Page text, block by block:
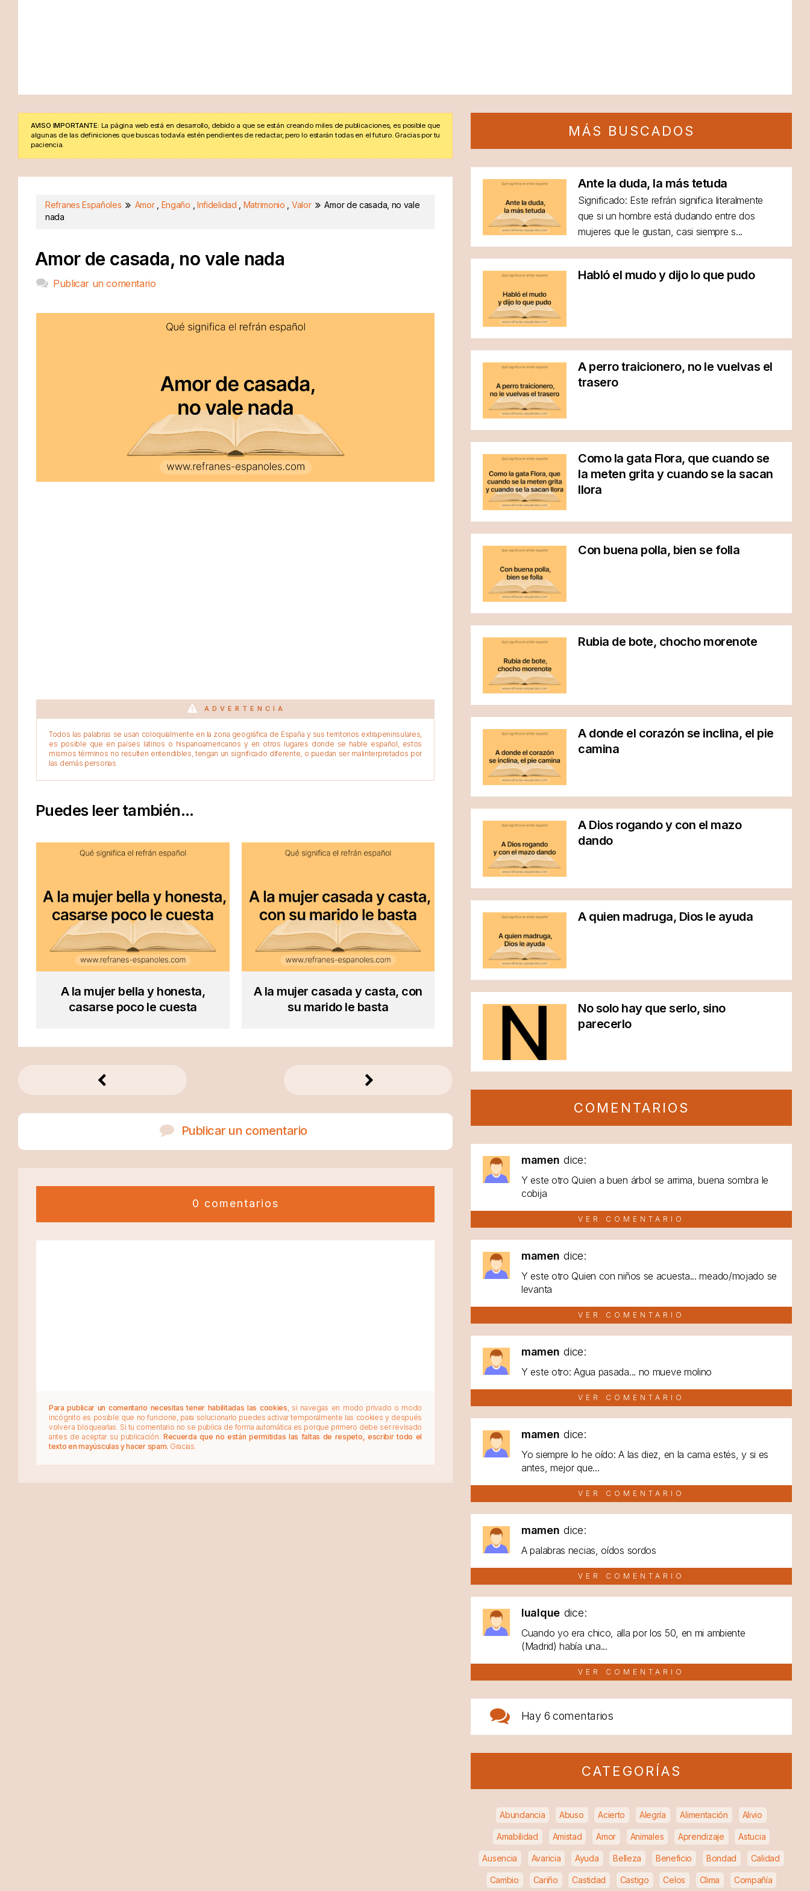
AVISO IMPORTANTE: La página web está en desarrollo, debido a que se están creando miles de publicaciones, es posible que
algunas de las definiciones que buscas todavía estén pendientes de redactar, pero lo estarán todas en el futuro. Gracias por tu
paciencia.
Refranes Españoles Amor Engaño Infidelidad Matrimonio Valor
Amor de casada, no vale
nada
Amor de casada, no vale nada
Publicar un comentario
ADVERTENCIA
Todos las palabras se usan coloquialmente en la zona geográfica de España y sus territorios extrapeninsulares,
es posible que en países latinos o hispanoamericanos y en otros lugares donde se hable español, estos
mismos términos no resulten entendibles, tengan un significado diferente, o puedan ser malinterpretados por
las demás personas
Puedes leer también...
A la mujer bella y honesta,
casarse poco le cuesta
A la mujer casada y casta, con
su marido le basta
Publicar un comentario
0 comentarios
Para publicar un comentario necesitas tener habilitadas las cookies , si navegas en modo privado o modo
incógnito es posible que no funcione, para solucionarlo puedes activar temporalmente las cookies y después
volver a bloquearlas. Si tu comentario no se publica de forma automática es porque primero debe ser revisado
antes de aceptar su publicación. Recuerda que no están permitidas las faltas de respeto, escribir todo el
texto en mayúsculas y hacer spam. Gracias.
MÁS BUSCADOS
Ante la duda, la más tetuda
Significado: Este refrán significa literalmente
que si un hombre está dudando entre dos
mujeres que le gustan, casi siempre s...
Habló el mudo y dijo lo que pudo
A perro traicionero, no le vuelvas el
trasero
Como la gata Flora, que cuando se
la meten grita y cuando se la sacan
llora
Con buena polla, bien se folla
Rubia de bote, chocho morenote
A donde el corazón se inclina, el pie
camina
A Dios rogando y con el mazo
dando
A quien madruga, Dios le ayuda
No solo hay que serlo, sino
parecerlo
COMENTARIOS
mamen dice:
Y este otro Quien a buen árbol se arrima, buena sombra le
cobija
VER COMENTARIO
mamen dice:
Y este otro Quien con niños se acuesta... meado/mojado se
levanta
VER COMENTARIO
mamen dice:
Y este otro: Agua pasada... no mueve molino
VER COMENTARIO
mamen dice:
Yo siempre lo he oído: A las diez, en la cama estés, y si es
antes, mejor que...
VER COMENTARIO
mamen dice:
A palabras necias, oídos sordos
VER COMENTARIO
lualque dice:
Cuando yo era chico, alla por los 50, en mi ambiente
(Madrid) había una...
VER COMENTARIO
Hay 6 comentarios
CATEGORÍAS
Abundancia Abuso Acierto Alegría Alimentación Alivio
Amabilidad Amistad Amor Animales Aprendizaje Astucia
Ausencia Avaricia Ayuda Belleza Beneficio Bondad Calidad
Cambio Cariño Castidad Castigo Celos Clima Compañía